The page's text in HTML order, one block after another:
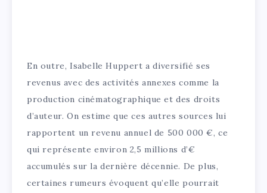
En outre, Isabelle Huppert a diversifié ses
revenus avec des activités annexes comme la
production cinématographique et des droits
d’auteur. On estime que ces autres sources lui
rapportent un revenu annuel de 500 000 €, ce
qui représente environ 2,5 millions d’€
accumulés sur la dernière décennie. De plus,
certaines rumeurs évoquent qu’elle pourrait